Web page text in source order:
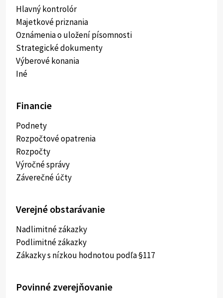
Hlavný kontrolór
Majetkové priznania
Oznámenia o uložení písomnosti
Strategické dokumenty
Výberové konania
Iné
Financie
Podnety
Rozpočtové opatrenia
Rozpočty
Výročné správy
Záverečné účty
Verejné obstarávanie
Nadlimitné zákazky
Podlimitné zákazky
Zákazky s nízkou hodnotou podľa §117
Povinné zverejňovanie